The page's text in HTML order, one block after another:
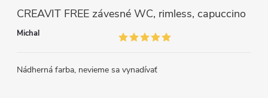
CREAVIT FREE závesné WC, rimless, capuccino
Michal
Nádherná farba, nevieme sa vynadívať